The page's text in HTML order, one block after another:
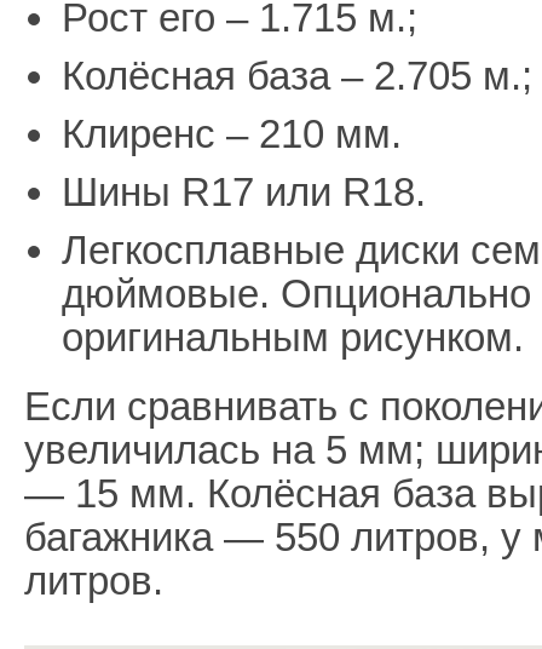
Рост его – 1.715 м.;
Колёсная база – 2.705 м.;
Клиренс – 210 мм.
Шины R17 или R18.
Легкосплавные диски
дюймовые. Опционально
оригинальным рисунком.
Если сравнивать с
увеличилась на 5 мм;
— 15 мм. Колёсная база
багажника — 550 литров,
литров.